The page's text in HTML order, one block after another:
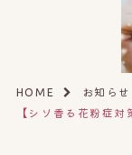
オンラ
開業サ
HOME
お知らせ
【シソ香る花粉症